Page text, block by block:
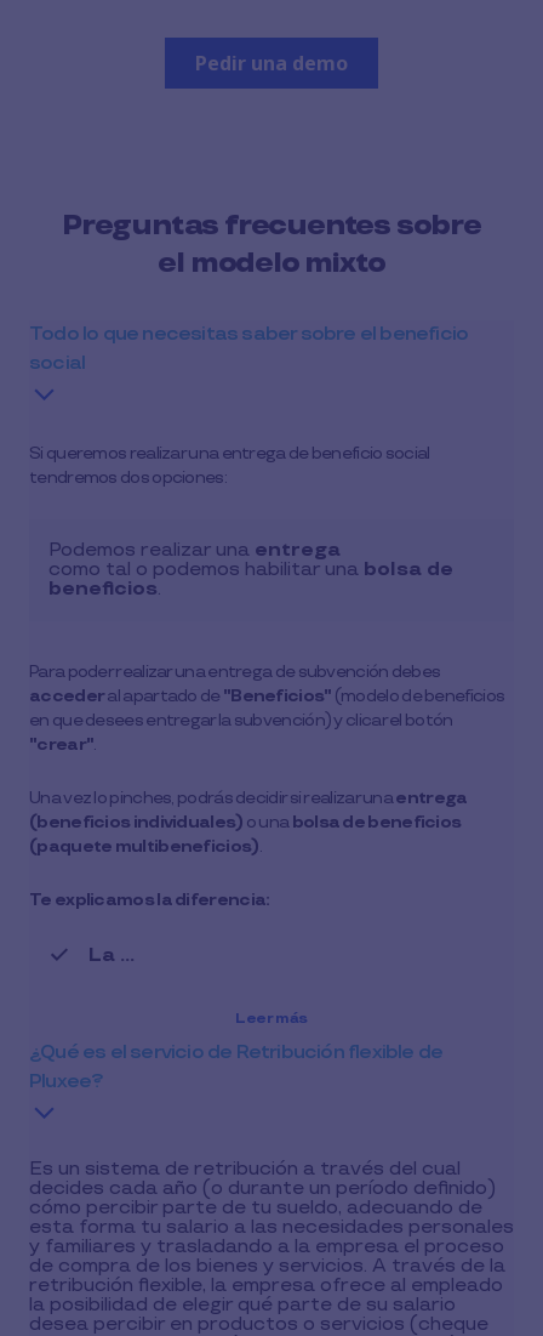
Preguntas frecuentes sobre
el modelo mixto
Todo lo que necesitas saber sobre el beneficio
social
Si queremos realizar una entrega de beneficio social
tendremos dos opciones:
Podemos realizar una entrega
como tal o podemos habilitar una bolsa de
beneficios.
Para poder realizar una entrega de subvención debes
accederal apartado de "Beneficios" (modelo de beneficios
en que desees entregar la subvención) y clicar el botón
"crear".
Una vez lo pinches, podrás decidir si realizar unaentrega
(beneficios individuales) o unabolsa de beneficios
(paquete multibeneficios).
Te explicamos la diferencia:
La …
Leer más
¿Qué es el servicio de Retribución flexible de
Pluxee?
Es un sistema de retribución a través del cual
decides cada año (o durante un período definido)
cómo percibir parte de tu sueldo, adecuando de
esta forma tu salario a las necesidades personales
y familiares y trasladando a la empresa el proceso
de compra de los bienes y servicios. A través de la
retribución flexible, la empresa ofrece al empleado
la posibilidad de elegir qué parte de su salario
desea percibir en productos o servicios (cheque